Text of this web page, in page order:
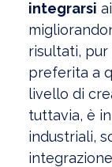
integrarsi
risultati, pur
preferita a
livello di
tuttavia, è
industriali,